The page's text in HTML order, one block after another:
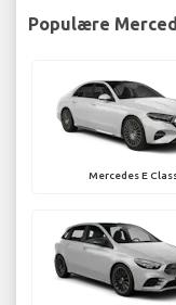
Populære
Mercedes E